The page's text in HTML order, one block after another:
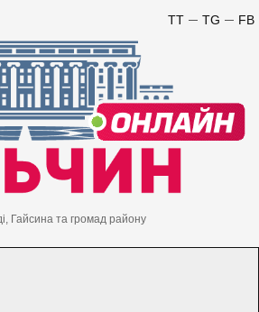
FB
TG
TT
Гайсина та громад району